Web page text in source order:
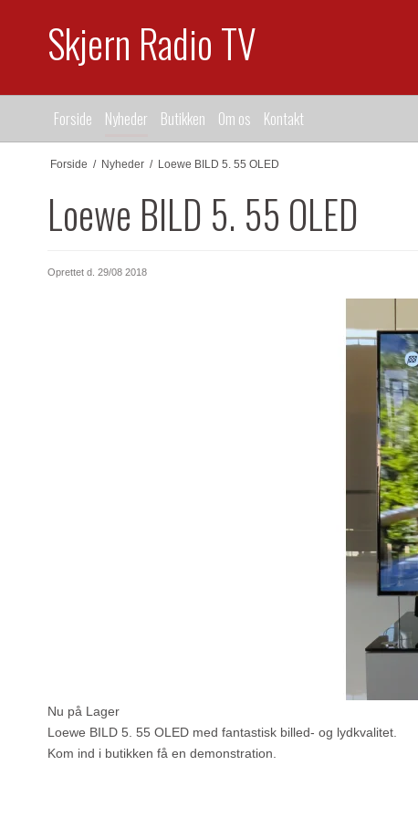
Skjern Radio TV
Forside Nyheder Butikken Om os Kontakt
Forside / Nyheder / Loewe BILD 5. 55 OLED
Loewe BILD 5. 55 OLED
Oprettet d. 29/08 2018
Nu på Lager
Loewe BILD 5. 55 OLED med fantastisk billed- og lydkvalitet.
Kom ind i butikken få en demonstration.